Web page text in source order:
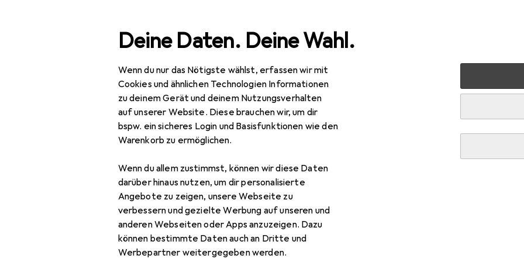
Deine Daten. Deine Wahl.
Wenn du nur das Nötigste wählst, erfassen wir mit
Cookies und ähnlichen Technologien Informationen
zu deinem Gerät und deinem Nutzungsverhalten
auf unserer Website. Diese brauchen wir, um dir
bspw. ein sicheres Login und Basisfunktionen wie den
Warenkorb zu ermöglichen.
Wenn du allem zustimmst, können wir diese Daten
darüber hinaus nutzen, um dir personalisierte
Angebote zu zeigen, unsere Webseite zu
verbessern und gezielte Werbung auf unseren und
anderen Webseiten oder Apps anzuzeigen. Dazu
können bestimmte Daten auch an Dritte und
Werbepartner weitergegeben werden.
Navigation nach Kategorien
IT + Multimedia Smartphones + Tablets Smartphone Zubehör